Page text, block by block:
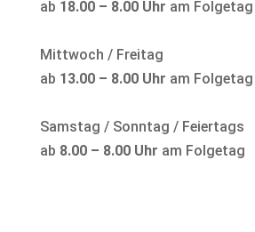
ab 18.00 – 8.00 Uhr am Folgetag
Mittwoch / Freitag
ab 13.00 – 8.00 Uhr am Folgetag
Samstag / Sonntag / Feiertags
ab 8.00 – 8.00 Uhr am Folgetag